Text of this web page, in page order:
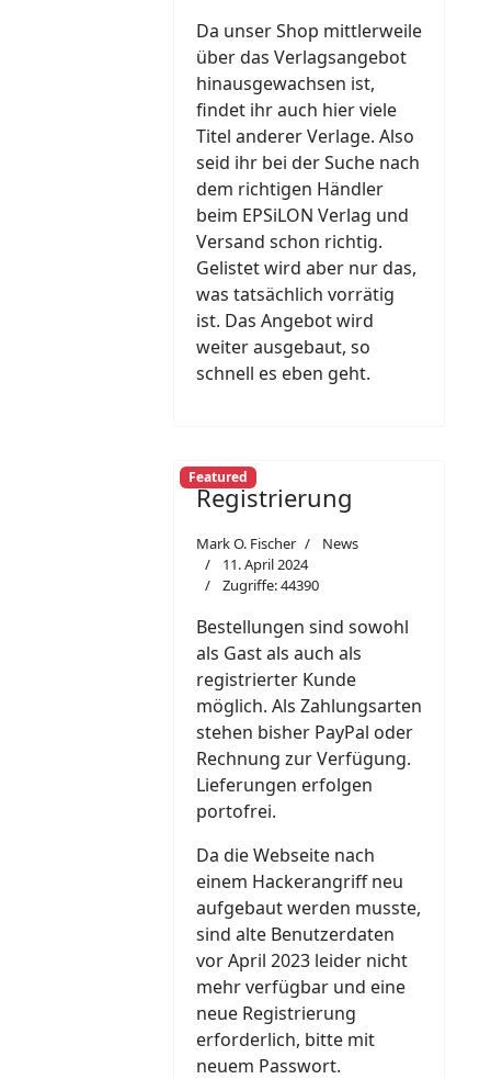
Da unser Shop mittlerweile
über das Verlagsangebot
hinausgewachsen ist,
findet ihr auch hier viele
Titel anderer Verlage. Also
seid ihr bei der Suche nach
dem richtigen Händler
beim EPSiLON Verlag und
Versand schon richtig.
Gelistet wird aber nur das,
was tatsächlich vorrätig
ist. Das Angebot wird
weiter ausgebaut, so
schnell es eben geht.
Featured
Registrierung
Mark O. Fischer
News
11. April 2024
Zugriffe: 44390
Bestellungen sind sowohl
als Gast als auch als
registrierter Kunde
möglich. Als Zahlungsarten
stehen bisher PayPal oder
Rechnung zur Verfügung.
Lieferungen erfolgen
portofrei.
Da die Webseite nach
einem Hackerangriff neu
aufgebaut werden musste,
sind alte Benutzerdaten
vor April 2023 leider nicht
mehr verfügbar und eine
neue Registrierung
erforderlich, bitte mit
neuem Passwort.